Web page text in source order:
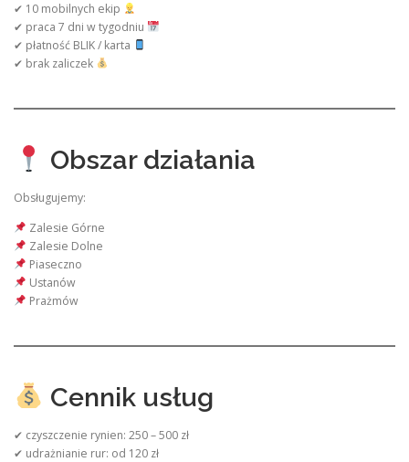
✔ 10 mobilnych ekip
✔ praca 7 dni w tygodniu
✔ płatność BLIK / karta
✔ brak zaliczek
Obszar działania
Obsługujemy:
Zalesie Górne
Zalesie Dolne
Piaseczno
Ustanów
Prażmów
Cennik usług
✔ czyszczenie rynien: 250 – 500 zł
✔ udrażnianie rur: od 120 zł